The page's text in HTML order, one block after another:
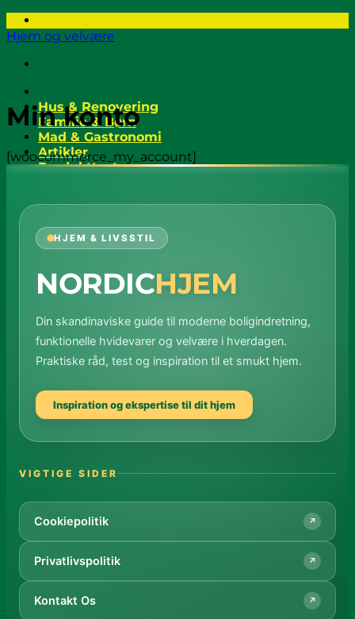
Fortsæt
til
Hjem og velvære
Hus & Renovering
Familie & Børn
Mad & Gastronomi
Artikler
Produkttests
Min konto
[woocommerce_my_account]
HJEM & LIVSSTIL
NORDICHJEM
Din skandinaviske guide til moderne boligindretning,
funktionelle hvidevarer og velvære i hverdagen.
Praktiske råd, test og inspiration til et smukt hjem.
Inspiration og ekspertise til dit hjem
VIGTIGE SIDER
Cookiepolitik ↗
Privatlivspolitik ↗
Kontakt Os ↗